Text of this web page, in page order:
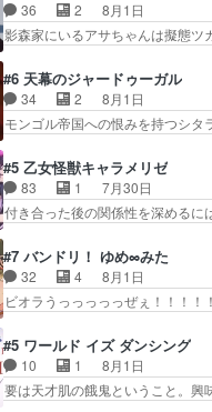
は草なんよ。んで、あん… 今回
が探偵事務所の仲間に…
鬼龍院家から初めて学校に通う
ト攻撃ヤバすぎるwwwヴァイ
プライズの、これまでの柚子
んへ…もう中学生な… 梅原の人
での誕生プレゼン… なよなよし
梅ちゃんがた…
36 2
8月1日
影森家にいるアサちゃんは擬
にアサはいなかった逆にガブち
当主が際限なくツガイを増やせ
うガブちゃんさんの悲鳴にも
た時から伏線が張られていた
い筈のガブちゃん、アキオの…
あって、最終的に嫌な終わ… ゴ
量のツガイに何事かと思…
#6 天幕のジャードゥーガル
34 2
8月1日
モンゴル帝国への恨みを持つ
タイの妃になってもその心は晴
ネの過去、宝石だった彼女が人
の過去、、辛かった、、あの
良い人でも、女は宝石でただ
過去には同情の言葉しか…シ…
去…萌え袖が可愛いね、と思…
ラ、2人だけの同盟が結成さ…
#5 乙女怪獣キャラメリゼ
83 1
7月30日
付き合った後の関係性を深め
とメスってて何この可愛い生物
い始めたら始めたでまた違った
つ踏み出す黒絵ちゃん微笑ま
ルが可愛いお茶目な妹ちゃん
らっしゃるからかしらお顔が…
るのはいいけど自分自身が… 素
のかはまだ不明だが見せ…
#7 バンドリ！ ゆめ∞みた
32 4
8月1日
ビオラうっっっっっぜぇ！！
ラが悪魔すぎて気分が悪くなっ
とめました(７話まで)仲町あら
がバッチリ嵌って最高wwwこ
なんて気にしないし、充実し…
#5 ワールド イズ ダンシング
10 1
8月1日
要は天才肌の餓鬼ということ